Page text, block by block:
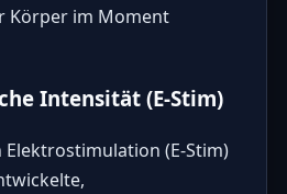
Körper im Moment
Intensität (E-Stim)
(E-Stim)